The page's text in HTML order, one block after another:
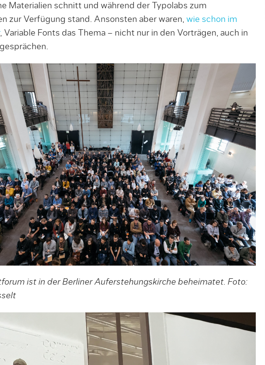
Materialien schnitt und während der Typolabs zum
zur Verfügung stand. Ansonsten aber waren, wie schon im
, Variable Fonts das Thema – nicht nur in den Vorträgen, auch in
ist in der Berliner Auferstehungskirche beheimatet. Foto: